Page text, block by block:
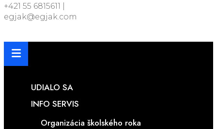
+421 55 6815611 |
egjak@egjak.com
UDIALO SA
INFO SERVIS
Organizácia školského roka